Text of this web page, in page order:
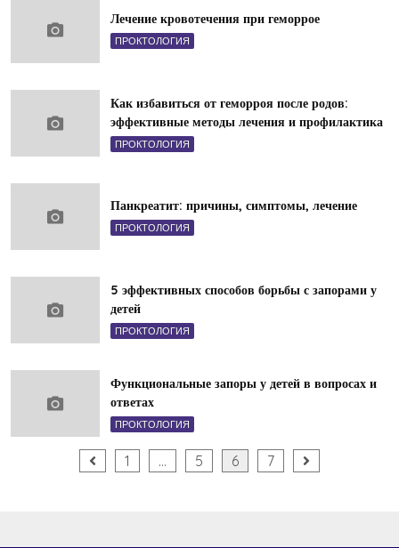
Лечение кровотечения при геморрое
ПРОКТОЛОГИЯ
Как избавиться от геморроя после родов:
эффективные методы лечения и профилактика
ПРОКТОЛОГИЯ
Панкреатит: причины, симптомы, лечение
ПРОКТОЛОГИЯ
5 эффективных способов борьбы с запорами у
детей
ПРОКТОЛОГИЯ
Функциональные запоры у детей в вопросах и
ответах
ПРОКТОЛОГИЯ
Пагинация
1 … 5 6 7